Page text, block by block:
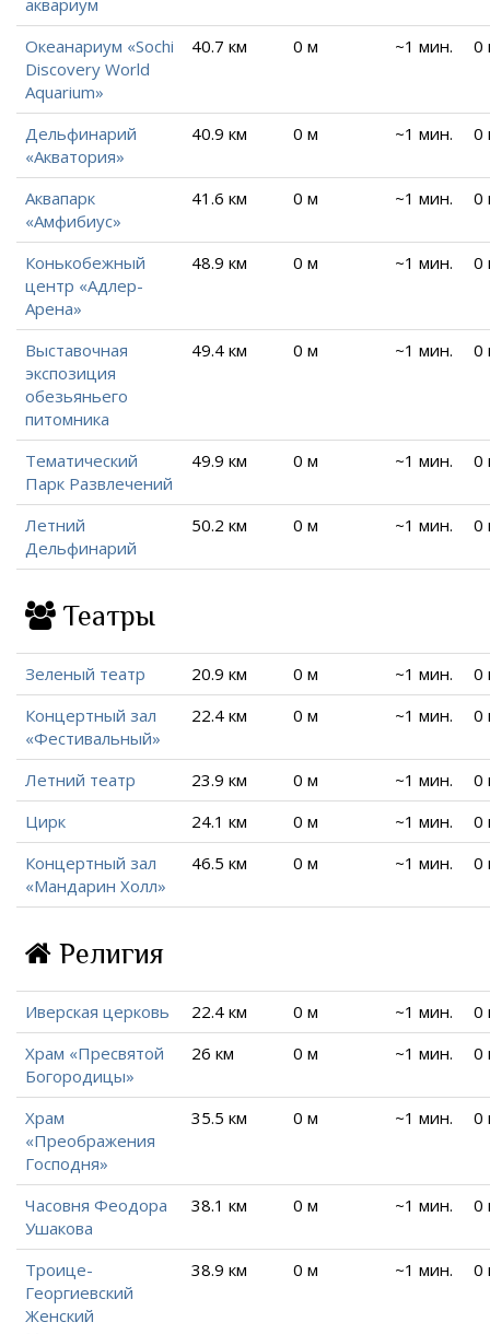
аквариум
Океанариум «Sochi
Discovery World
Aquarium»
40.7 км 0 м ~1 мин. 0
Дельфинарий
«Акватория»
40.9 км 0 м ~1 мин. 0
Аквапарк
«Амфибиус»
41.6 км 0 м ~1 мин. 0
Конькобежный
центр «Адлер-
Арена»
48.9 км 0 м ~1 мин. 0
Выставочная
экспозиция
обезьяньего
питомника
49.4 км 0 м ~1 мин. 0
Тематический
Парк Развлечений
49.9 км 0 м ~1 мин. 0
Летний
Дельфинарий
50.2 км 0 м ~1 мин. 0
Театры
Зеленый театр 20.9 км 0 м ~1 мин.
0
Концертный зал
«Фестивальный»
22.4 км 0 м ~1 мин. 0
Летний театр 23.9 км 0 м ~1 мин.
0
Цирк
24.1 км 0 м ~1 мин.
0
Концертный зал
«Мандарин Холл»
46.5 км 0 м ~1 мин. 0
Религия
Иверская церковь 22.4 км 0 м ~1 мин.
0
Храм «Пресвятой
Богородицы»
26 км 0 м ~1 мин. 0
Храм
«Преображения
Господня»
35.5 км 0 м ~1 мин. 0
Часовня Феодора
Ушакова
38.1 км 0 м ~1 мин. 0
Троице-
Георгиевский
Женский
38.9 км 0 м ~1 мин. 0